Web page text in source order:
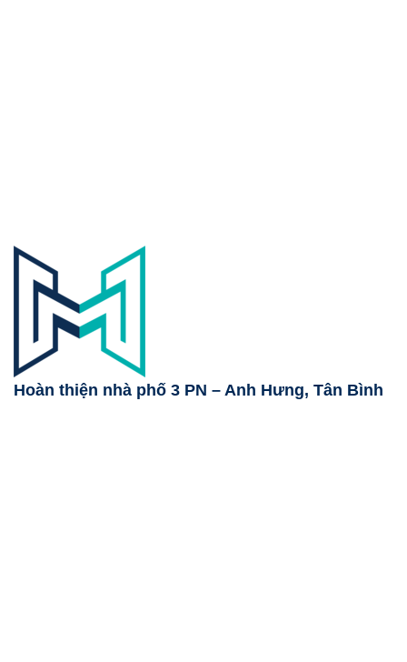
Hoàn thiện nhà phố 3 PN – Anh Hưng, Tân Bình